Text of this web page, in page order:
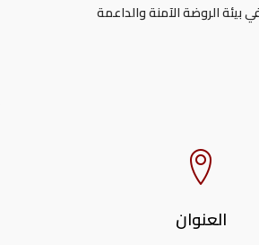
الروضة الآمنة والداعمة
العنوان